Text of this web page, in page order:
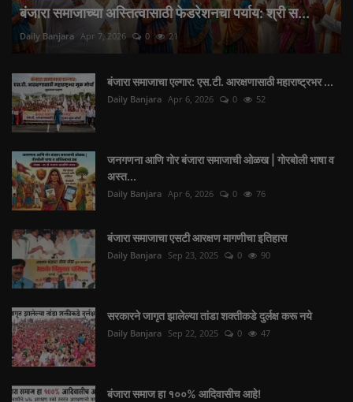
बंजारा समाजाच्या अस्तित्वासाठी फेडरेशनचा पर्याय: श्री स...
Daily Banjara Apr 7, 2026 0 21
बंजारा समाजाचा एल्गार: एस.टी. आरक्षणासाठी महाराष्ट्रभर ...
Daily Banjara Apr 6, 2026 0 52
जनगणना आणि गोर बंजारा समाजाची ओळख | गोरबोली भाषा व
अस्त...
Daily Banjara Apr 6, 2026 0 76
बंजारा समाजाचा एसटी आरक्षण मागणीचा इतिहास
Daily Banjara Sep 23, 2025 0 90
सरकारने जागृत झालेल्या तांडा शक्तीकडे दुर्लक्ष करू नये
Daily Banjara Sep 22, 2025 0 47
बंजारा समाज हा १००% आदिवासीच आहे!